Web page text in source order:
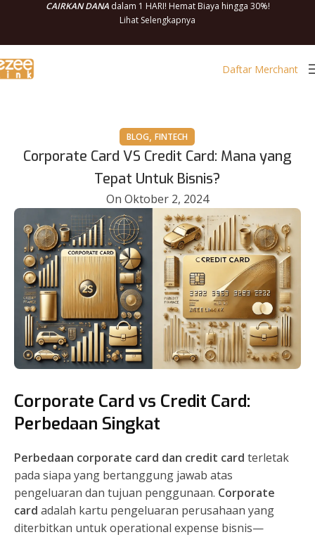
CAIRKAN DANAdalam 1 HARI! Hemat Biaya hingga 30%!
Lihat Selengkapnya
Daftar Merchant
BLOG,FINTECH
Corporate Card VS Credit Card: Mana yang
Tepat Untuk Bisnis?
On Oktober 2, 2024
Corporate Card vs Credit Card:
Perbedaan Singkat
Perbedaan corporate card dan credit card terletak
pada siapa yang bertanggung jawab atas
pengeluaran dan tujuan penggunaan. Corporate
card adalah kartu pengeluaran perusahaan yang
diterbitkan untuk operational expense bisnis—